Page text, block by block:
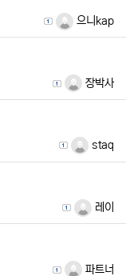
등록자 으니kap
등록자 장박사
등록자 staq
등록자 레이
등록자 파트너